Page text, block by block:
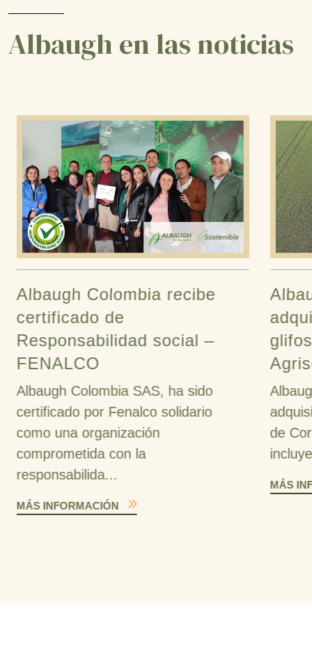
Albaugh en las noticias
Albaugh Colombia recibe
certificado de
Responsabilidad social –
FENALCO
Albaugh Colombia SAS, ha sido
certificado por Fenalco solidario
como una organización
comprometida con la
responsabilida...
MÁS INFORMACIÓN
de
MÁS